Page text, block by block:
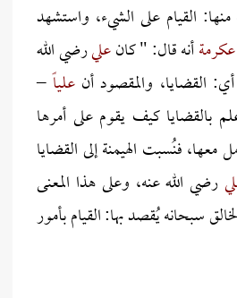
منها: القيام على الشيء، واستشهد
عكرمةأنه قال: " كانعليرضي الله
القضايا، والمقصود أن علياً–
بالقضايا كيف يقوم على أمرها
معها، فنُسبت الهيمنة إلى القضايا
رضي الله عنه، وعلى هذا المعنى
سبحانه يُقصد بها: القيام بأمور